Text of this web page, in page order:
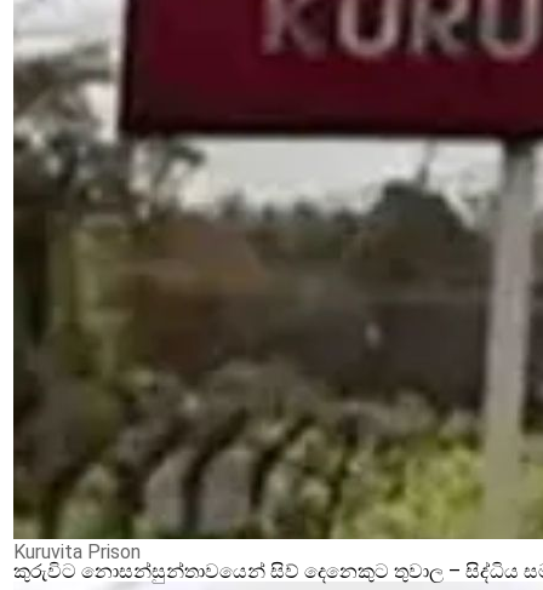
Kuruvita Prison
කුරුවිට නොසන්සුන්තාවයෙන් සිව් දෙනෙකුට තුවාල – සිද්ධිය